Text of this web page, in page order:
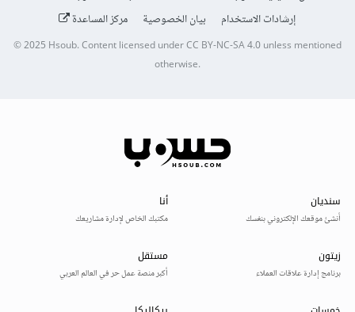
إرشادات الاستخدام
بيان الخصوصية مركز المساعدة
© 2025Hsoub.Content licensed underCC BY-NC-SA 4.0unless mentioned
otherwise.